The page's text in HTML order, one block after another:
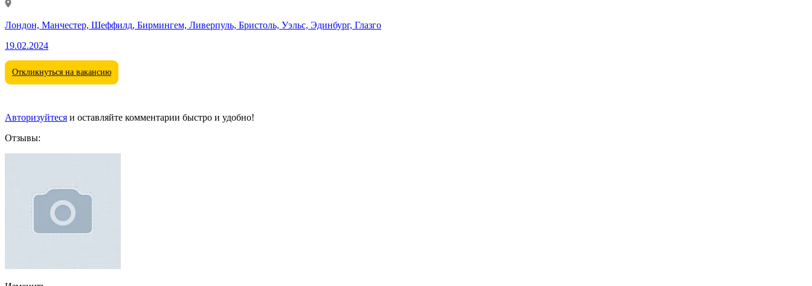
Лондон, Манчестер, Шеффилд, Бирмингем, Ливерпуль, Бристоль, Уэльс, Эдинбург, Глазго
19.02.2024
Откликнуться на вакансию
Авторизуйтеся и оставляйте комментарии быстро и удобно!
Отзывы: